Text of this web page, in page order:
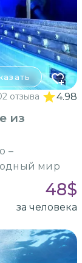
отзыва 4.98
из
–
мир
48$
за человека